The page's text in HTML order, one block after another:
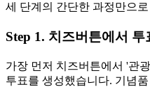
세 단계의 간단한 과정만으
Step 1. 치즈버튼에서 투
가장 먼저 치즈버튼에서 '관
투표를 생성했습니다. 기념